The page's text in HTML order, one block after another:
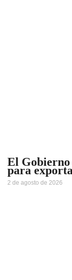
El
para
2 de agosto de 2026